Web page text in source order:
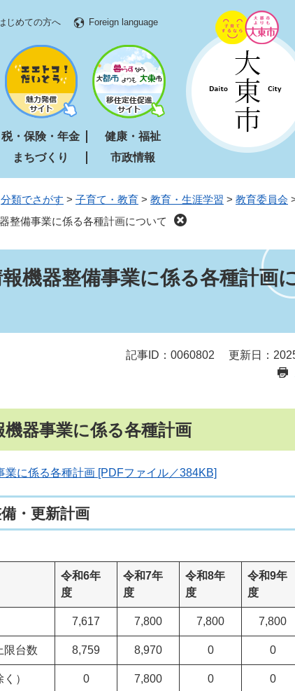
じめての方へ Foreign language
税・保険・年金
健康・福祉
まちづくり 市政情報
分類でさがす > 子育て・教育 > 教育・生涯学習 > 教育委員会
整備事業に係る各種計画について
機器整備事業に係る各種計画
記事ID：0060802
更新日：
機器事業に係る各種計画
業に係る各種計画 [PDFファイル／384KB]
・更新計画
令和6年
度
令和7年
度
令和8年
度
令和9年
度
7,617 7,800 7,800 7,800
限台数 8,759 8,970 0 0
） 0 7,800 0 0